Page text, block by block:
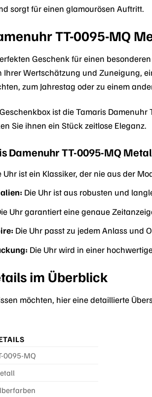
sorgt für einen glamourösen Auftritt.
TT-0095-MQ
Geschenk für einen
Ihrer Wertschätzung und Zuneigung,
zum Jahrestag oder zu einem
ist die Tamaris
Sie ihnen ein Stück zeitlose Eleganz.
Damenuhr TT-0095-MQ
Uhr ist ein Klassiker, der nie aus der
Die Uhr ist aus robusten und
Uhr garantiert eine genaue
Die Uhr passt zu jedem Anlass und
Die Uhr wird in einer
im Überblick
möchten, hier eine detaillierte
0095-MQ